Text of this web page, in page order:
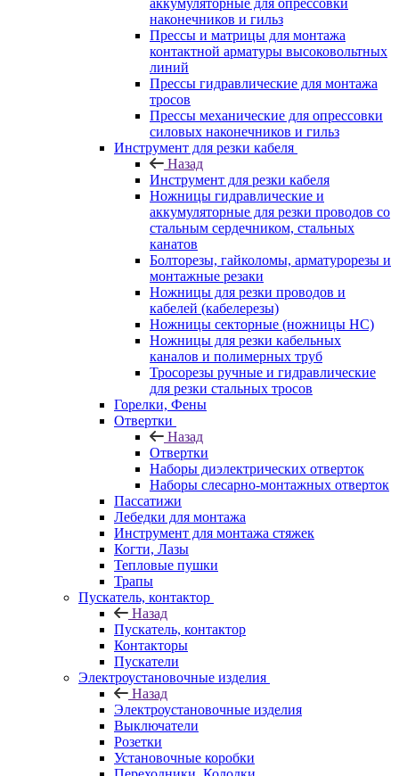
аккумуляторные для опрессовки
наконечников и гильз
Прессы и матрицы для монтажа
контактной арматуры высоковольтных
линий
Прессы гидравлические для монтажа
тросов
Прессы механические для опрессовки
силовых наконечников и гильз
Инструмент для резки кабеля
Назад
Инструмент для резки кабеля
Ножницы гидравлические и
аккумуляторные для резки проводов со
стальным сердечником, стальных
канатов
Болторезы, гайколомы, арматурорезы и
монтажные резаки
Ножницы для резки проводов и
кабелей (кабелерезы)
Ножницы секторные (ножницы НС)
Ножницы для резки кабельных
каналов и полимерных труб
Тросорезы ручные и гидравлические
для резки стальных тросов
Горелки, Фены
Отвертки
Назад
Отвертки
Наборы диэлектрических отверток
Наборы слесарно-монтажных отверток
Пассатижи
Лебедки для монтажа
Инструмент для монтажа стяжек
Когти, Лазы
Тепловые пушки
Трапы
Пускатель, контактор
Назад
Пускатель, контактор
Контакторы
Пускатели
Электроустановочные изделия
Назад
Электроустановочные изделия
Выключатели
Розетки
Установочные коробки